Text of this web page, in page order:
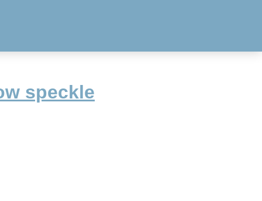
speckle